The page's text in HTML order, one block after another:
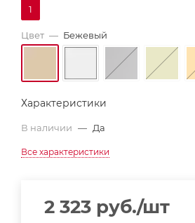
1
Цвет — Бежевый
Характеристики
В наличии — Да
Все характеристики
2 323 руб./шт